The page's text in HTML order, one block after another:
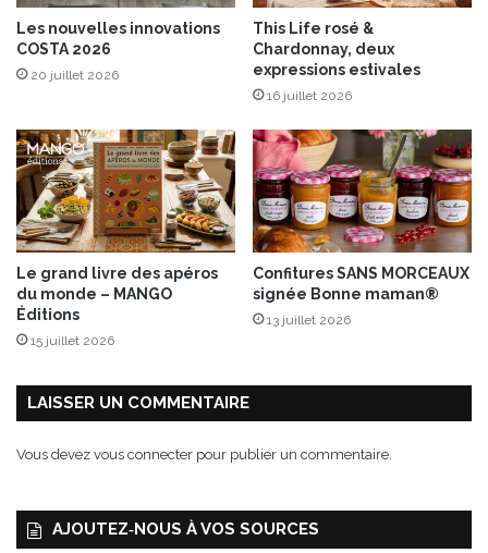
u
i
t
é
y
M
a
m
i
N
o
v
Les nouvelles innovations
COSTA 2026
20 juillet 2026
This Life rosé &
Chardonnay, deux
expressions estivales
16 juillet 2026
Le grand livre des apéros
du monde – MANGO
Éditions
15 juillet 2026
Confitures SANS MORCEAUX
signée Bonne maman®
13 juillet 2026
LAISSER UN COMMENTAIRE
Vous devez vous connecter pour publier un commentaire.
AJOUTEZ‑NOUS À VOS SOURCES